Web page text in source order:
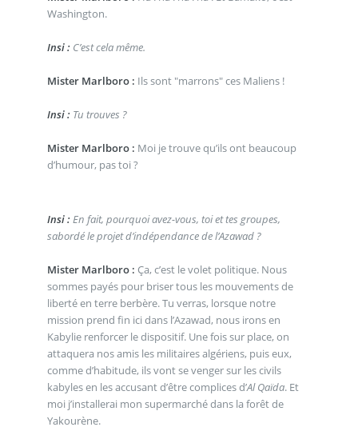
Washington.
Insi : C’est cela même.
Mister Marlboro : Ils sont "marrons" ces Maliens !
Insi : Tu trouves ?
Mister Marlboro : Moi je trouve qu’ils ont beaucoup
d’humour, pas toi ?
Insi : En fait, pourquoi avez-vous, toi et tes groupes,
sabordé le projet d’indépendance de l’Azawad ?
Mister Marlboro : Ça, c’est le volet politique. Nous
sommes payés pour briser tous les mouvements de
liberté en terre berbère. Tu verras, lorsque notre
mission prend fin ici dans l’Azawad, nous irons en
Kabylie renforcer le dispositif. Une fois sur place, on
attaquera nos amis les militaires algériens, puis eux,
comme d’habitude, ils vont se venger sur les civils
kabyles en les accusant d’être complices d’Al Qaïda. Et
moi j’installerai mon supermarché dans la forêt de
Yakourène.